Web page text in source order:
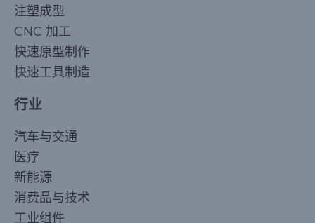
注塑成型
CNC 加工
快速原型制作
快速工具制造
行业
汽车与交通
医疗
新能源
消费品与技术
工业组件